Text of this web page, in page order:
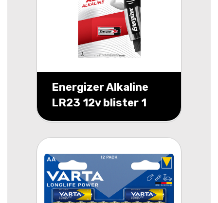
Energizer Alkaline
LR23 12v blister 1